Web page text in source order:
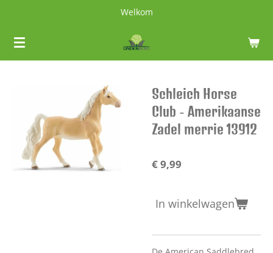
naar
de
Welkom
Schleich Horse
Club - Amerikaanse
Zadel merrie 13912
€ 9,99
In winkelwagen